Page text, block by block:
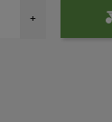
+